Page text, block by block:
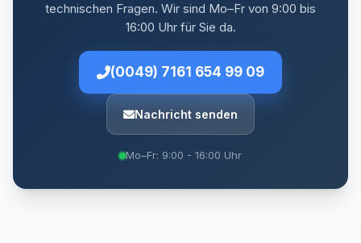
technischen Fragen. Wir sind Mo–Fr von 9:00 bis
16:00 Uhr für Sie da.
(0049) 7161 654 99 09
Nachricht senden
Mo–Fr: 9:00 - 16:00 Uhr